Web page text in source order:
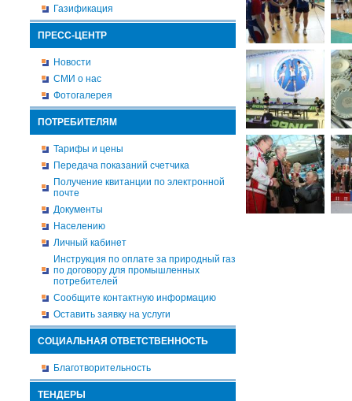
Газификация
ПРЕСС-ЦЕНТР
Новости
СМИ о нас
Фотогалерея
ПОТРЕБИТЕЛЯМ
Тарифы и цены
Передача показаний счетчика
Получение квитанции по электронной
почте
Документы
Населению
Личный кабинет
Инструкция по оплате за природный газ
по договору для промышленных
потребителей
Сообщите контактную информацию
Оставить заявку на услуги
СОЦИАЛЬНАЯ ОТВЕТСТВЕННОСТЬ
Благотворительность
ТЕНДЕРЫ